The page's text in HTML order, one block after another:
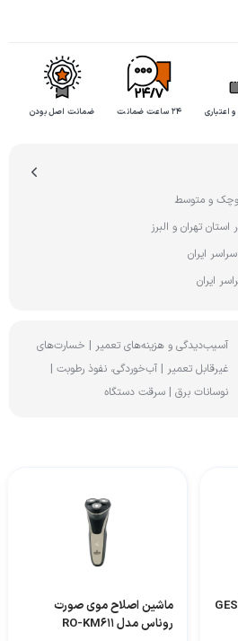
اعتباری ۲۴ ساعت ضمانت ضمانت اصل بودن
و متوسط
تهران و البرز
ایران
ایران
آسیب‌دیدگی و هزینه‌های تعمیر | خسارت‌های
غیرقابل تعمیر | آب‌خوردگی، نفوذ رطوبت |
نوسانات برق | سرقت دستگاه
ماشین اصلاح موی صورت
روناس مدل RO-KM611